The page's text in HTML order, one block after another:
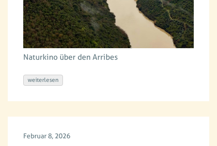
Naturkino über den Arribes
weiterlesen
Februar 8, 2026